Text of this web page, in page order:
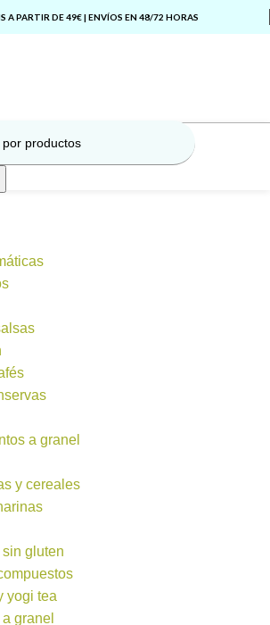
A PARTIR DE 49€ | ENVÍOS EN 48/72 HORAS
a granel
y cereales
gluten
yogi tea
granel